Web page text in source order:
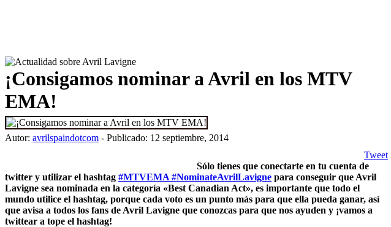
¡Consigamos nominar a Avril en los MTV
EMA!
Autor: avrilspaindotcom - Publicado: 12 septiembre, 2014
Tweet
Sólo tienes que conectarte en tu cuenta de
twitter y utilizar el hashtag #MTVEMA #NominateAvrilLavigne para conseguir que Avril
Lavigne sea nominada en la categoría «Best Canadian Act», es importante que todo el
mundo utilice el hashtag, porque cada voto es un punto más para que ella pueda ganar, así
que avisa a todos los fans de Avril Lavigne que conozcas para que nos ayuden y ¡vamos a
twittear a tope el hashtag!